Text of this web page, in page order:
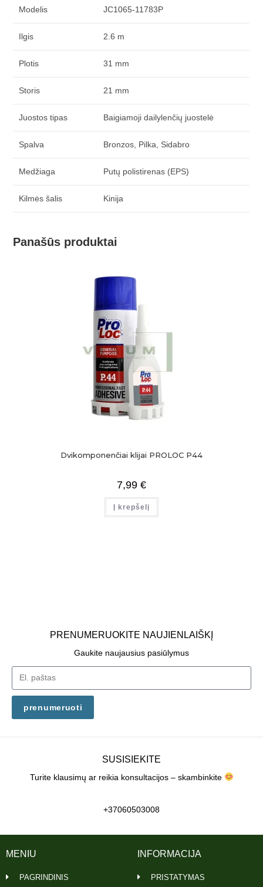
Modelis JC1065-11783P
Ilgis 2.6 m
Plotis 31 mm
Storis 21 mm
Juostos tipas Baigiamoji dailylenčių juostelė
Spalva Bronzos, Pilka, Sidabro
Medžiaga Putų polistirenas (EPS)
Kilmės šalis Kinija
Panašūs produktai
Dvikomponenčiai klijai PROLOC P44
7,99 €
Į krepšelį
PRENUMERUOKITE NAUJIENLAIŠKĮ
Gaukite naujausius pasiūlymus
prenumeruoti
SUSISIEKITE
Turite klausimų ar reikia konsultacijos – skambinkite
+37060503008
INFORMACIJA
PRISTATYMAS
MENIU
PAGRINDINIS